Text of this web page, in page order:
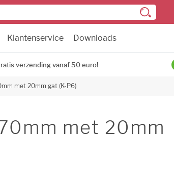
Klantenservice Downloads
verzending vanaf 50 euro!
met 20mm gat (K-P6)
met 20mm